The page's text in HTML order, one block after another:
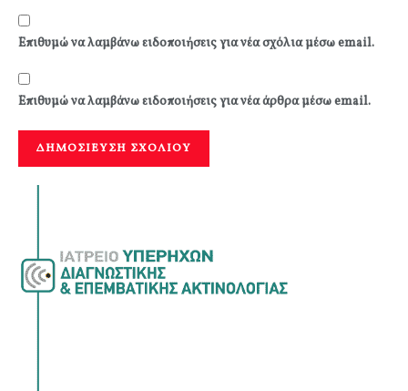
Επιθυμώ να λαμβάνω ειδοποιήσεις για νέα σχόλια μέσω email.
Επιθυμώ να λαμβάνω ειδοποιήσεις για νέα άρθρα μέσω email.